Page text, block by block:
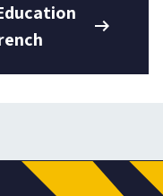
arrow_right_alt